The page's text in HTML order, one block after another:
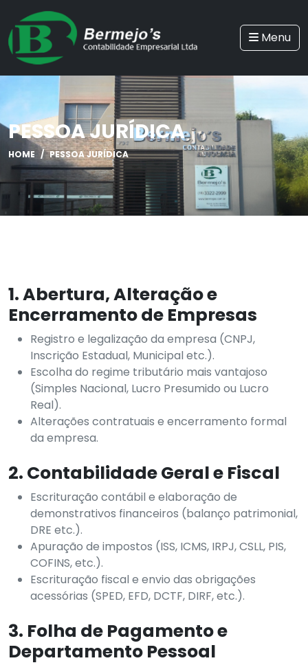
Menu
PESSOA JURÍDICA
HOME PESSOA JURÍDICA
1. Abertura, Alteração e
Encerramento de Empresas
Registro e legalização da empresa (CNPJ,
Inscrição Estadual, Municipal etc.).
Escolha do regime tributário mais vantajoso
(Simples Nacional, Lucro Presumido ou Lucro
Real).
Alterações contratuais e encerramento formal
da empresa.
2. Contabilidade Geral e Fiscal
Escrituração contábil e elaboração de
demonstrativos financeiros (balanço patrimonial,
DRE etc.).
Apuração de impostos (ISS, ICMS, IRPJ, CSLL, PIS,
COFINS, etc.).
Escrituração fiscal e envio das obrigações
acessórias (SPED, EFD, DCTF, DIRF, etc.).
3. Folha de Pagamento e
Departamento Pessoal